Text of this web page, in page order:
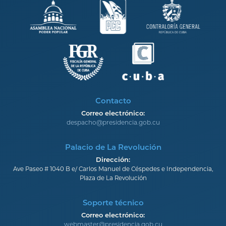
Contacto
Correo electrónico:
despacho@presidencia.gob.cu
Palacio de La Revolución
Dirección:
Ave Paseo # 1040 B e/ Carlos Manuel de Céspedes e Independencia,
Plaza de La Revolución
Soporte técnico
Correo electrónico:
webmaster@presidencia.gob.cu